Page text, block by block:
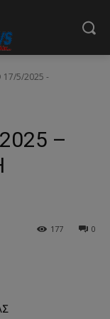
5/2025 -
–
0
177